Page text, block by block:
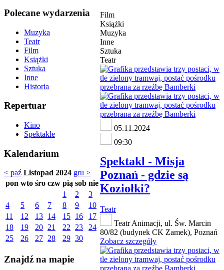
Polecane wydarzenia
Muzyka
Teatr
Film
Książki
Sztuka
Inne
Historia
Repertuar
Kino
Spektakle
Kalendarium
< paź Listopad 2024 gru >
pon wto śro czw pią sob nie
1
2
3
4
5 6 7 8 9
10
11
12 13 14 15 16
17
18
19 20 21 22 23
24
25
26 27 28 29 30
Znajdź na mapie
Film
Książki
Muzyka
Inne
Sztuka
Teatr
05.11.2024
09:30
Spektakl - Misja
Poznań - gdzie są
Koziołki?
Teatr
Teatr Animacji, ul. Św. Marcin
80/82 (budynek CK Zamek), Poznań
Zobacz szczegóły